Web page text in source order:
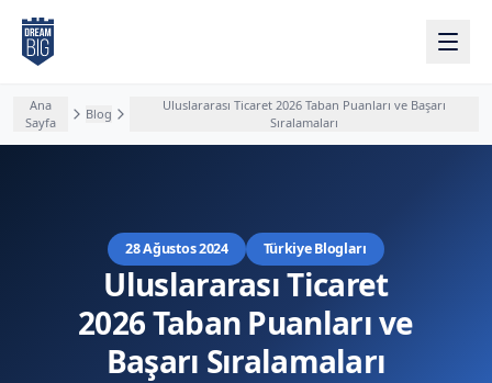
Ana içeriğe atla
Ana
Sayfa
Blog
Uluslararası Ticaret 2026 Taban Puanları ve Başarı
Sıralamaları
28 Ağustos 2024 Türkiye Blogları
Uluslararası Ticaret
2026 Taban Puanları ve
Başarı Sıralamaları